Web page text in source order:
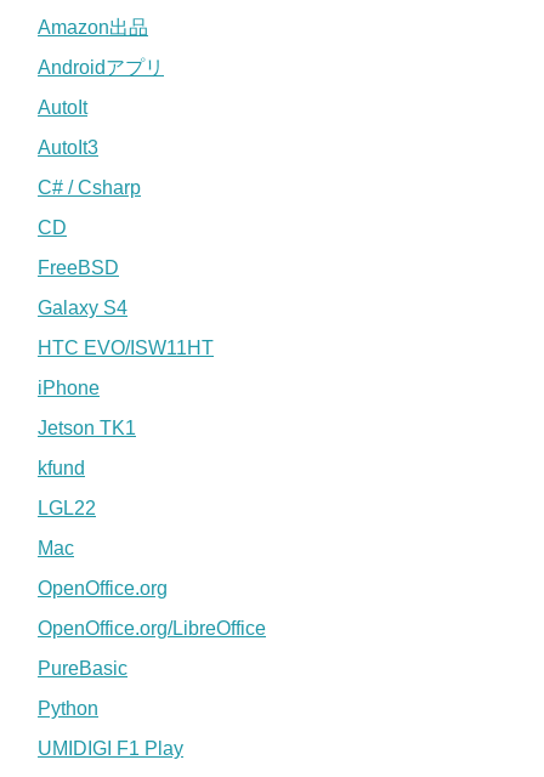
Amazon出品
Androidアプリ
AutoIt
AutoIt3
C# / Csharp
CD
FreeBSD
Galaxy S4
HTC EVO/ISW11HT
iPhone
Jetson TK1
kfund
LGL22
Mac
OpenOffice.org
OpenOffice.org/LibreOffice
PureBasic
Python
UMIDIGI F1 Play